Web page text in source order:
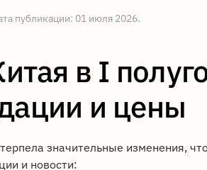
публикации: 01 июля 2026.
в I
и цены
значительные изменения,
и новости: